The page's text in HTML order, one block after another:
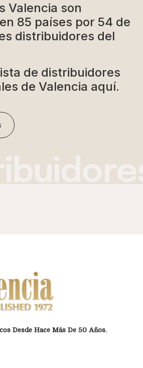
Valencia son
85 países por 54 de
distribuidores del
de distribuidores
de Valencia aquí.
Desde Hace Más De 50 Años.